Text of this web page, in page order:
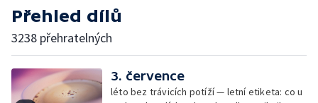
Přehled dílů
3238 přehratelných
3. července
léto bez trávicích potíží — letní etiketa: co u